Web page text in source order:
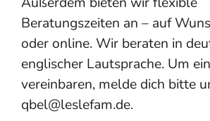
Beratungszeiten an – auf
oder online. Wir beraten in
englischer Lautsprache. Um
vereinbaren, melde dich bitte
qbel@leslefam.de.